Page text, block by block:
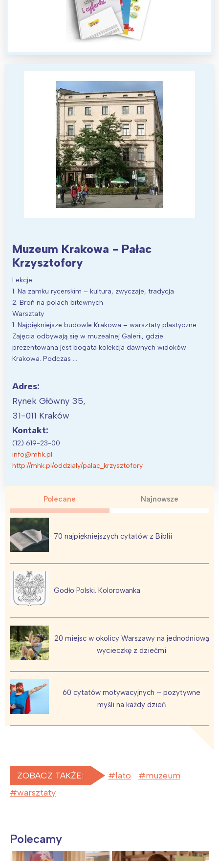
Muzeum Krakowa - Pałac
Krzysztofory
Lekcje
1. Na zamku rycerskim – kultura, zwyczaje, tradycja
2. Broń na polach bitewnych
Warsztaty
1. Najpiękniejsze budowle Krakowa – warsztaty plastyczne
Zajęcia odbywają się w muzealnej Galerii, gdzie
prezentowana jest bogata kolekcja dawnych widoków
Krakowa. Podczas …
Adres:
Rynek Główny 35,
31-011 Kraków
Kontakt:
(12) 619-23-00
info@mhk.pl
http://mhk.pl/oddzialy/palac_krzysztofory
Polecane Najnowsze
70 najpiękniejszych cytatów z Biblii
Godło Polski. Kolorowanka
20 miejsc w okolicy Warszawy na jednodniową
wycieczkę z dziećmi
60 cytatów motywacyjnych – pozytywne
myśli na każdy dzień
ZOBACZ TAKŻE: lato
muzeum
warsztaty
Polecamy
Interesują mnie wydarzenia z
tego regionu:
Warszawa
Łódź
Trójmiasto
Poznań
Wrocław
Śląsk
Kraków
Południe
Północ
Wszystkie